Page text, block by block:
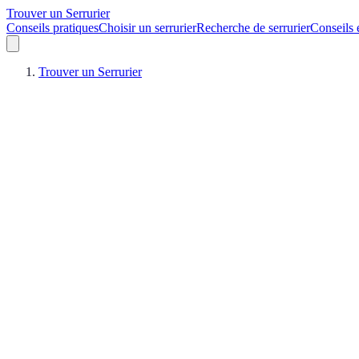
Trouver un Serrurier
Conseils pratiquesChoisir un serrurierRecherche de serrurierConseils
Trouver un Serrurier